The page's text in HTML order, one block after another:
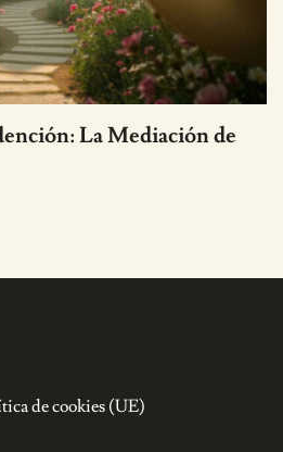
La Mediación de
de cookies (UE)